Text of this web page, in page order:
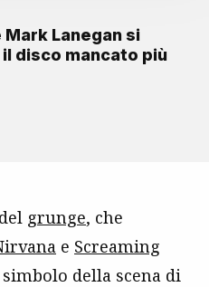
Mark Lanegan si
disco mancato più
grunge, che
e Screaming
della scena di